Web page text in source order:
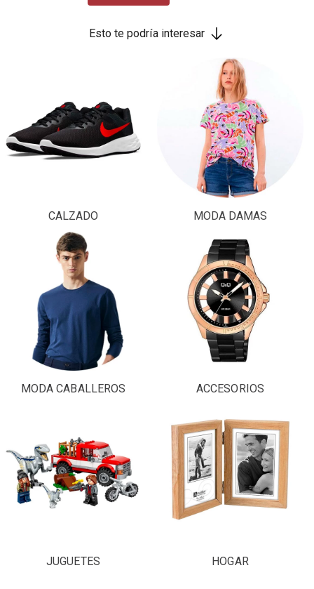
Esto te podría interesar
CALZADO MODA DAMAS
MODA CABALLEROS ACCESORIOS
JUGUETES HOGAR